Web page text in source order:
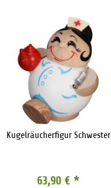
Kugelräucherfigur Schwester
63,90 € *